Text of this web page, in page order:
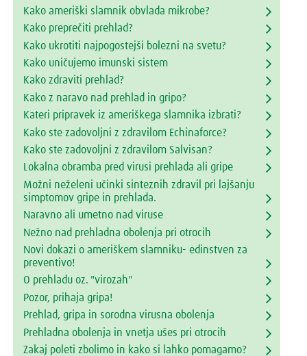
Kako ameriški slamnik obvlada mikrobe?
Kako preprečiti prehlad?
Kako ukrotiti najpogostejši bolezni na svetu?
Kako uničujemo imunski sistem
Kako zdraviti prehlad?
Kako z naravo nad prehlad in gripo?
Kateri pripravek iz ameriškega slamnika izbrati?
Kako ste zadovoljni z zdravilom Echinaforce?
Kako ste zadovoljni z zdravilom Salvisan?
Lokalna obramba pred virusi prehlada ali gripe
Možni neželeni učinki sinteznih zdravil pri lajšanju
simptomov gripe in prehlada.
Naravno ali umetno nad viruse
Nežno nad prehladna obolenja pri otrocih
Novi dokazi o ameriškem slamniku- edinstven za
preventivo!
O prehladu oz. "virozah"
Pozor, prihaja gripa!
Prehlad, gripa in sorodna virusna obolenja
Prehladna obolenja in vnetja ušes pri otrocih
Zakaj poleti zbolimo in kako si lahko pomagamo?